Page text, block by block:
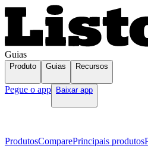
Guias
Produto Guias Recursos
Pegue o app Baixar app
ProdutosComparePrincipais produtos